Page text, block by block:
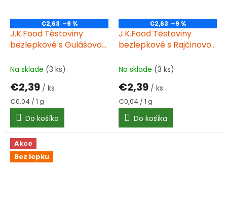
€2,63 –9 %
J.K.Food Těstoviny
bezlepkové s Gulášovou
Na sklade (3 ks)
€2,39 / ks
Jednotková
cena:
€0,04 / 1 g
Do košíka
€2,63 –9 %
J.K.Food Těstoviny
bezlepkové s Rajčinovo
g
Na sklade (3 ks)
€2,39 / ks
Jednotková
cena:
€0,04 / 1 g
Do košíka
Akce
Bez lepku